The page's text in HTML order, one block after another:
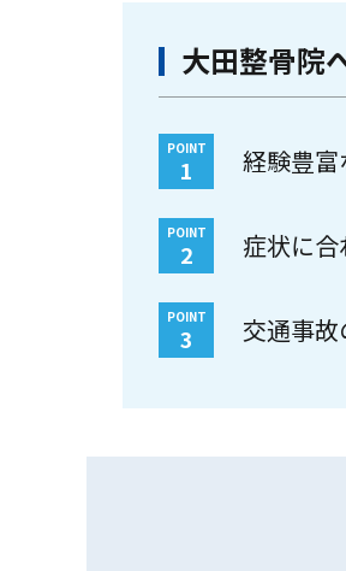
大田整骨院
POINT
1 経験豊
POINT
2 症状に
POINT
3 交通事